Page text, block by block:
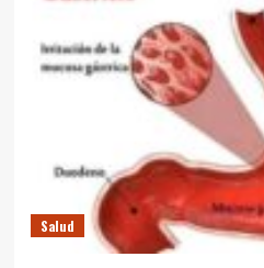
Salud